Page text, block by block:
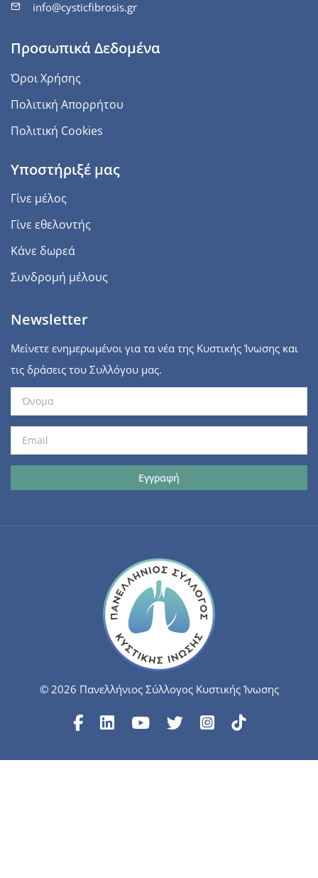
info@cysticfibrosis.gr
Προσωπικά Δεδομένα
Όροι Χρήσης
Πολιτική Απορρήτου
Πολιτική Cookies
Υποστήριξέ μας
Γίνε μέλος
Γίνε εθελοντής
Κάνε δωρεά
Συνδρομή μέλους
Newsletter
Μείνετε ενημερωμένοι για τα νέα της Κυστικής Ίνωσης και
τις δράσεις του Συλλόγου μας.
© 2026 Πανελλήνιος Σύλλογος Κυστικής Ίνωσης